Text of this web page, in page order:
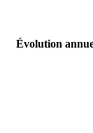
Évolution